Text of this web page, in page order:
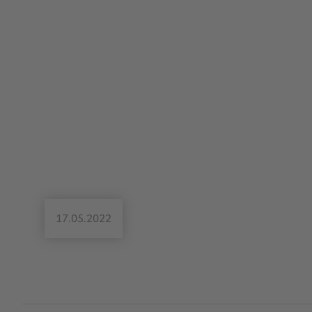
17.05.2022